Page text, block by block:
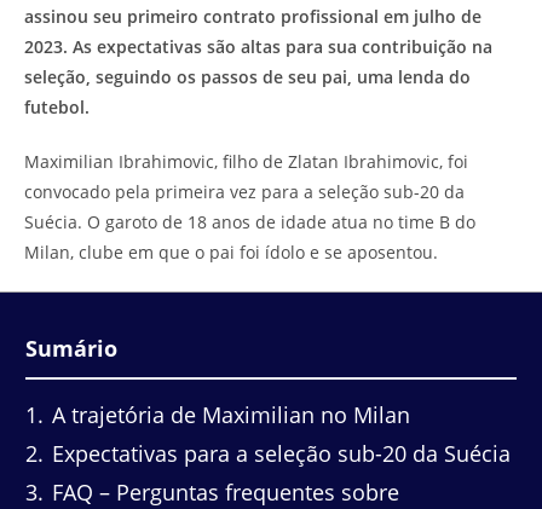
assinou seu primeiro contrato profissional em julho de
2023. As expectativas são altas para sua contribuição na
seleção, seguindo os passos de seu pai, uma lenda do
futebol.
Maximilian Ibrahimovic, filho de Zlatan Ibrahimovic, foi
convocado pela primeira vez para a seleção sub-20 da
Suécia. O garoto de 18 anos de idade atua no time B do
Milan, clube em que o pai foi ídolo e se aposentou.
Sumário
1
A trajetória de Maximilian no Milan
2 Expectativas para a seleção sub-20 da Suécia
3 FAQ – Perguntas frequentes sobre